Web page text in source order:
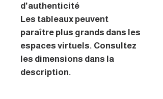
d'authenticité
Les tableaux peuvent
paraître plus grands dans les
espaces virtuels. Consultez
les dimensions dans la
description.